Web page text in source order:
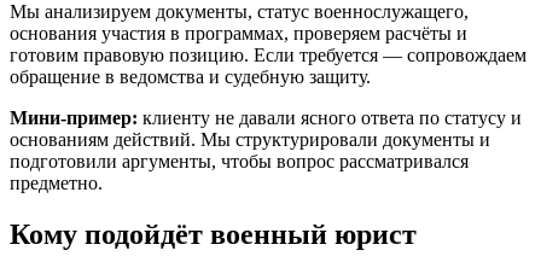
Мы анализируем документы, статус военнослужащего,
основания участия в программах, проверяем расчёты и
готовим правовую позицию. Если требуется — сопровождаем
обращение в ведомства и судебную защиту.
Мини-пример: клиенту не давали ясного ответа по статусу и
основаниям действий. Мы структурировали документы и
подготовили аргументы, чтобы вопрос рассматривался
предметно.
Кому подойдёт военный юрист